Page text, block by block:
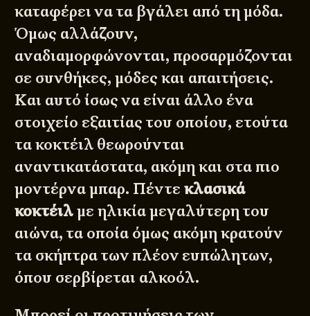
καταφέρει να τα βγάλει από τη μόδα.
Όμως αλλάζουν,
αναδιαμορφώνονται, προσαρμόζονται
σε συνθήκες, μόδες και απαιτήσεις.
Και αυτό ίσως να είναι άλλο ένα
στοιχείο εξαιτίας του οποίου, ετούτα
τα κοκτέιλ θεωρούνται
αναντικατάστατα, ακόμη και στα πιο
μοντέρνα μπαρ. Πέντεκλασικά
κοκτέιλμε ηλικία μεγαλύτερη του
αιώνα, τα οποία όμως ακόμη κρατούν
τα σκήπτρα των πλέον ευπώλητων,
όπου σερβίρεται αλκοόλ.